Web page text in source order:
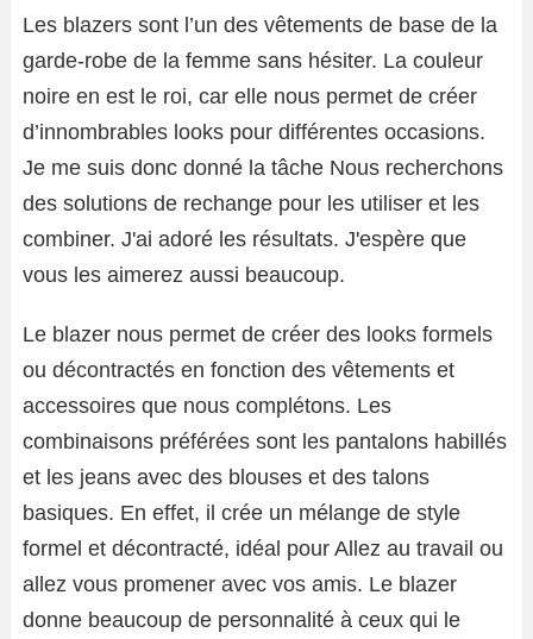
Les blazers sont l’un des vêtements de base de la
garde-robe de la femme sans hésiter. La couleur
noire en est le roi, car elle nous permet de créer
d’innombrables looks pour différentes occasions.
Je me suis donc donné la tâche Nous recherchons
des solutions de rechange pour les utiliser et les
combiner. J'ai adoré les résultats. J'espère que
vous les aimerez aussi beaucoup.
Le blazer nous permet de créer des looks formels
ou décontractés en fonction des vêtements et
accessoires que nous complétons. Les
combinaisons préférées sont les pantalons habillés
et les jeans avec des blouses et des talons
basiques. En effet, il crée un mélange de style
formel et décontracté, idéal pour Allez au travail ou
allez vous promener avec vos amis. Le blazer
donne beaucoup de personnalité à ceux qui le